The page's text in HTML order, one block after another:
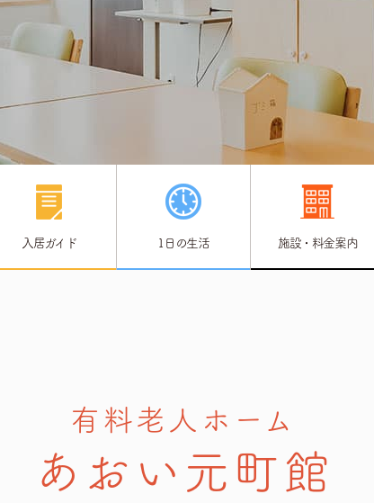
入居ガイド 1日の生活 施設・料金案内
有料老人ホーム
あおい元町館